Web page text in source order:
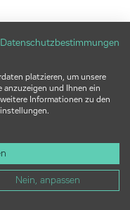
Datenschutzbestimmungen
platzieren, um unsere
anzuzeigen und Ihnen ein
Informationen zu den
Nein, anpassen